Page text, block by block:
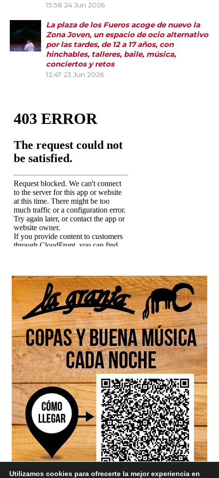
15:58 24 Jun 2026
La plaza de los Fueros acoge de nuevo la
Zona Joven, un espacio de ocio alternativo
por las tardes, de 12 a 17 años, con
hinchables, talleres, baile, música,
conciertos y retos
12:47 23 Jun 2026
Utilizamos cookies para ofrecerte la mejor experiencia en